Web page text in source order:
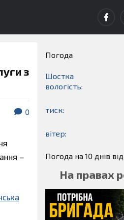
з
0
–
Погода
Шостка
вологість:
тиск:
вітер:
Погода на 10 днів від
На правах